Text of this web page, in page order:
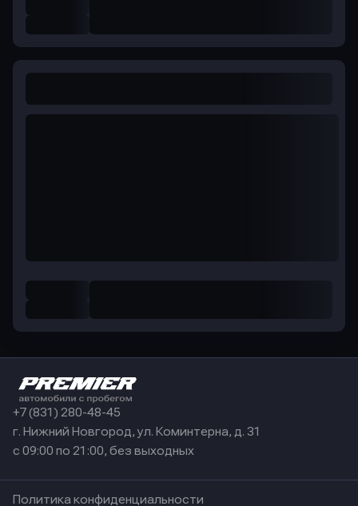
+7 (831) 280-48-45
г. Нижний Новгород, ул. Коминтерна, д. 31
с 09:00 по 21:00, без выходных
Политика конфиденциальности